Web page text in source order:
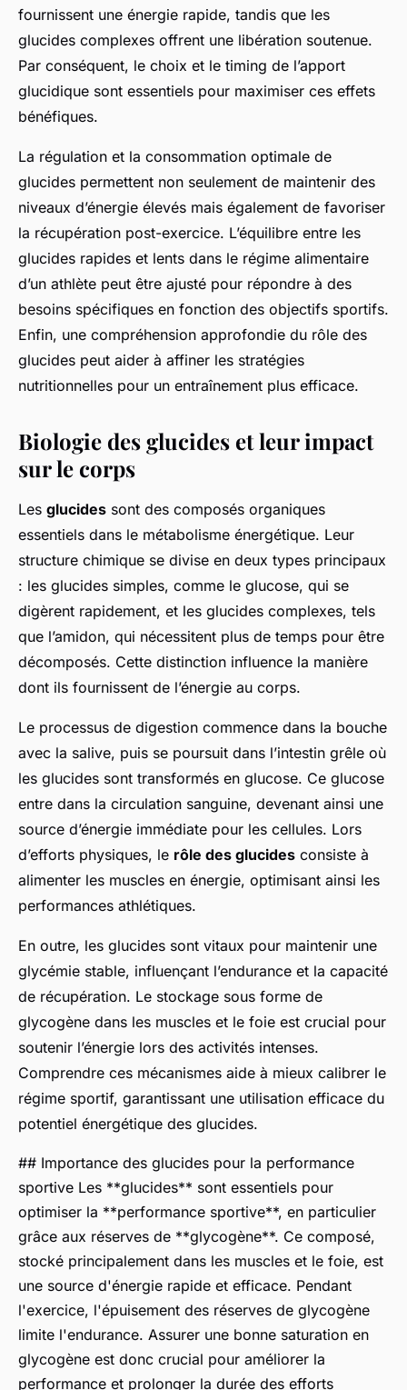
fournissent une énergie rapide, tandis que les
glucides complexes offrent une libération soutenue.
Par conséquent, le choix et le timing de l’apport
glucidique sont essentiels pour maximiser ces effets
bénéfiques.
La régulation et la consommation optimale de
glucides permettent non seulement de maintenir des
niveaux d’énergie élevés mais également de favoriser
la récupération post-exercice. L’équilibre entre les
glucides rapides et lents dans le régime alimentaire
d’un athlète peut être ajusté pour répondre à des
besoins spécifiques en fonction des objectifs sportifs.
Enfin, une compréhension approfondie du rôle des
glucides peut aider à affiner les stratégies
nutritionnelles pour un entraînement plus efficace.
Biologie des glucides et leur impact
sur le corps
Les glucides sont des composés organiques
essentiels dans le métabolisme énergétique. Leur
structure chimique se divise en deux types principaux
: les glucides simples, comme le glucose, qui se
digèrent rapidement, et les glucides complexes, tels
que l’amidon, qui nécessitent plus de temps pour être
décomposés. Cette distinction influence la manière
dont ils fournissent de l’énergie au corps.
Le processus de digestion commence dans la bouche
avec la salive, puis se poursuit dans l’intestin grêle où
les glucides sont transformés en glucose. Ce glucose
entre dans la circulation sanguine, devenant ainsi une
source d’énergie immédiate pour les cellules. Lors
d’efforts physiques, le rôle des glucides consiste à
alimenter les muscles en énergie, optimisant ainsi les
performances athlétiques.
En outre, les glucides sont vitaux pour maintenir une
glycémie stable, influençant l’endurance et la capacité
de récupération. Le stockage sous forme de
glycogène dans les muscles et le foie est crucial pour
soutenir l’énergie lors des activités intenses.
Comprendre ces mécanismes aide à mieux calibrer le
régime sportif, garantissant une utilisation efficace du
potentiel énergétique des glucides.
## Importance des glucides pour la performance
sportive Les **glucides** sont essentiels pour
optimiser la **performance sportive**, en particulier
grâce aux réserves de **glycogène**. Ce composé,
stocké principalement dans les muscles et le foie, est
une source d'énergie rapide et efficace. Pendant
l'exercice, l'épuisement des réserves de glycogène
limite l'endurance. Assurer une bonne saturation en
glycogène est donc crucial pour améliorer la
performance et prolonger la durée des efforts